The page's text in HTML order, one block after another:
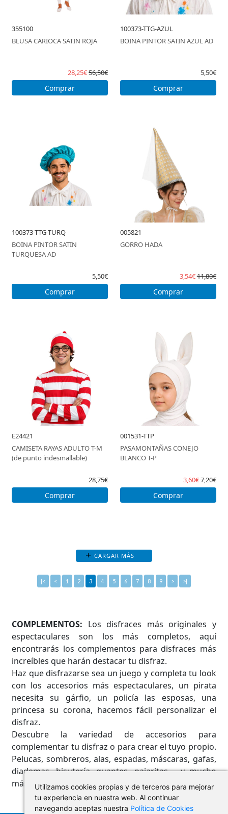
Utilizamos cookies propias y de terceros para mejorar
tu experiencia en nuestra web. Al continuar
navegando aceptas nuestra Política de Cookies
355100
BLUSA CARIOCA SATIN ROJA
28,25€56,50€
Comprar
100373-TTG-AZUL
BOINA PINTOR SATIN AZUL AD
5,50€
Comprar
100373-TTG-TURQ
BOINA PINTOR SATIN
TURQUESA AD
5,50€
Comprar
005821
GORRO HADA
3,54€11,80€
Comprar
E24421
CAMISETA RAYAS ADULTO T-M
(de punto indesmallable)
28,75€
Comprar
001531-TTP
PASAMONTAÑAS CONEJO
BLANCO T-P
3,60€7,20€
Comprar
CARGAR MÁS
|< < 1 2 3 4 5 6 7 8 9 > >|
COMPLEMENTOS: Los disfraces más originales y
espectaculares son los más completos, aquí
encontrarás los complementos para disfraces más
increíbles que harán destacar tu disfraz.
Haz que disfrazarse sea un juego y completa tu look
con los accesorios más espectaculares, un pirata
necesita su gárfio, un policía las esposas, una
princesa su corona, hacemos fácil personalizar el
disfraz.
Descubre la variedad de accesorios para
complementar tu disfraz o para crear el tuyo propio.
Pelucas, sombreros, alas, espadas, máscaras, gafas,
diademas, bisutería, guantes, pajaritas,… y mucho
más.